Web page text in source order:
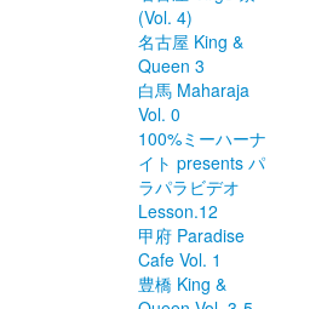
(Vol. 4)
名古屋 King &
Queen 3
白馬 Maharaja
Vol. 0
100%ミーハーナ
イト presents パ
ラパラビデオ
Lesson.12
甲府 Paradise
Cafe Vol. 1
豊橋 King &